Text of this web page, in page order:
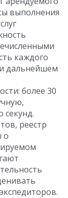
выполнения
каждого
дальнейшем
более 30
секунд.
реестр
о